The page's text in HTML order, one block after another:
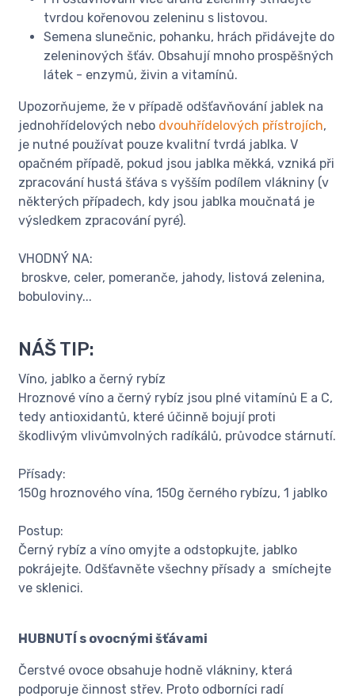
tvrdou kořenovou zeleninu s listovou.
Semena slunečnic, pohanku, hrách přidávejte do
zeleninových šťáv. Obsahují mnoho prospěšných
látek - enzymů, živin a vitamínů.
Upozorňujeme, že v případě odšťavňování jablek na
jednohřídelových nebo dvouhřídelových přístrojích,
je nutné používat pouze kvalitní tvrdá jablka. V
opačném případě, pokud jsou jablka měkká, vzniká při
zpracování hustá šťáva s vyšším podílem vlákniny (v
některých případech, kdy jsou jablka moučnatá je
výsledkem zpracování pyré).
VHODNÝ NA:
broskve, celer, pomeranče, jahody, listová zelenina,
bobuloviny...
NÁŠ TIP:
Víno, jablko a černý rybíz
Hroznové víno a černý rybíz jsou plné vitamínů E a C,
tedy antioxidantů, které účinně bojují proti
škodlivým vlivůmvolných radíkálů, průvodce stárnutí.
Přísady:
150g hroznového vína, 150g černého rybízu, 1 jablko
Postup:
Černý rybíz a víno omyjte a odstopkujte, jablko
pokrájejte. Odšťavněte všechny přísady a smíchejte
ve sklenici.
HUBNUTÍ s ovocnými šťávami
Čerstvé ovoce obsahuje hodně vlákniny, která
podporuje činnost střev. Proto odborníci radí